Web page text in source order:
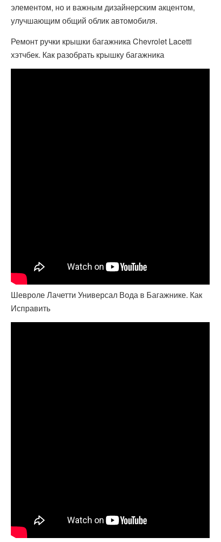
элементом, но и важным дизайнерским акцентом,
улучшающим общий облик автомобиля.
Ремонт ручки крышки багажника Chevrolet Lacetti
хэтчбек. Как разобрать крышку багажника
Шевроле Лачетти Универсал Вода в Багажнике. Как
Исправить